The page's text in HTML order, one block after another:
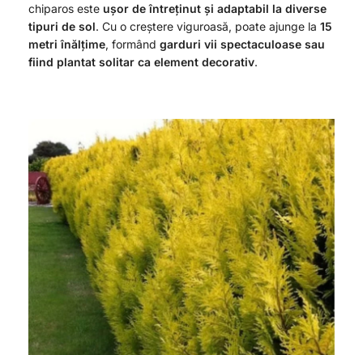
chiparos este ușor de întreținut și adaptabil la diverse
tipuri de sol. Cu o creștere viguroasă, poate ajunge la 15
metri înălțime, formând garduri vii spectaculoase sau
fiind plantat solitar ca element decorativ.